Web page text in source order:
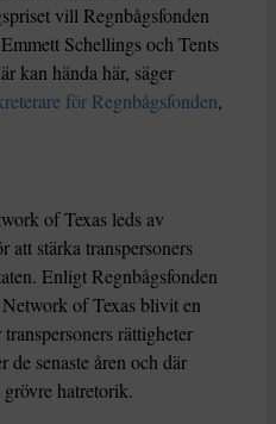
vill Regnbågsfonden
Schellings och Tents
kan hända här, säger
för Regnbågsfonden,
of Texas leds av
att stärka transpersoners
Enligt Regnbågsfonden
of Texas blivit en
rättigheter
de senaste åren och där
hatretorik.